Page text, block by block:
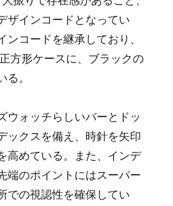
ザインコードとなってい
ンコードを継承しており、
方形ケースに、ブラックの
。
ウォッチらしいバーとドッ
ックスを備え、時針を矢印
高めている。また、インデ
端のポイントにはスーパー
での視認性を確保してい